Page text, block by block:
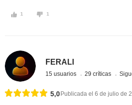
1 1
FERALI
15 usuarios 29 críticas
5,0 Publicada el 6 de julio de